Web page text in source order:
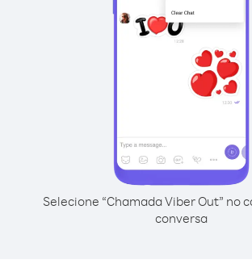
Selecione “Chamada Viber Out” no
conversa